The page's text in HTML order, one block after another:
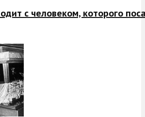
с человеком, которого